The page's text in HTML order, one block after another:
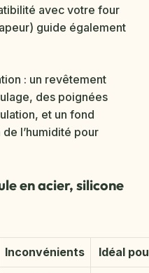
avec votre four
guide également
: un revêtement
des poignées
et un fond
l’humidité pour
en acier, silicone
Inconvénients Idéal